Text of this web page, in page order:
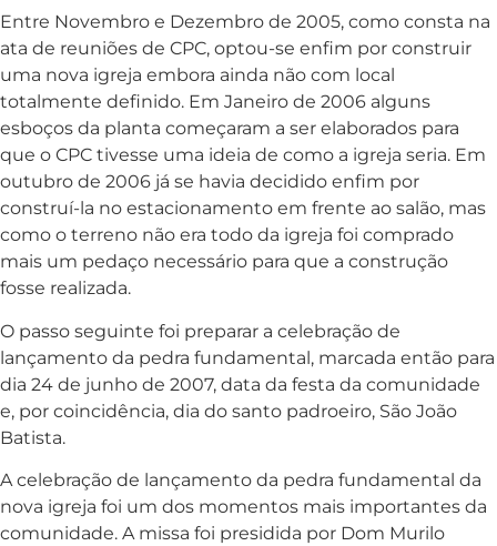
Entre Novembro e Dezembro de 2005, como consta na
ata de reuniões de CPC, optou-se enfim por construir
uma nova igreja embora ainda não com local
totalmente definido. Em Janeiro de 2006 alguns
esboços da planta começaram a ser elaborados para
que o CPC tivesse uma ideia de como a igreja seria. Em
outubro de 2006 já se havia decidido enfim por
construí-la no estacionamento em frente ao salão, mas
como o terreno não era todo da igreja foi comprado
mais um pedaço necessário para que a construção
fosse realizada.
O passo seguinte foi preparar a celebração de
lançamento da pedra fundamental, marcada então para
dia 24 de junho de 2007, data da festa da comunidade
e, por coincidência, dia do santo padroeiro, São João
Batista.
A celebração de lançamento da pedra fundamental da
nova igreja foi um dos momentos mais importantes da
comunidade. A missa foi presidida por Dom Murilo